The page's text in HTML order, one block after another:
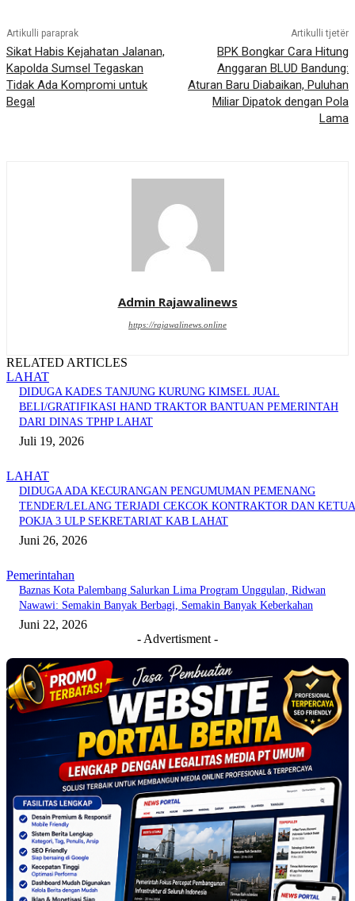
Artikulli paraprak
Sikat Habis Kejahatan Jalanan,
Kapolda Sumsel Tegaskan
Tidak Ada Kompromi untuk
Begal
Artikulli tjetër
BPK Bongkar Cara Hitung
Anggaran BLUD Bandung:
Aturan Baru Diabaikan, Puluhan
Miliar Dipatok dengan Pola
Lama
Admin Rajawalinews
https://rajawalinews.online
RELATED ARTICLES
LAHAT
DIDUGA KADES TANJUNG KURUNG KIMSEL JUAL
BELI/GRATIFIKASI HAND TRAKTOR BANTUAN PEMERINTAH
DARI DINAS TPHP LAHAT
Juli 19, 2026
LAHAT
DIDUGA ADA KECURANGAN PENGUMUMAN PEMENANG
TENDER/LELANG TERJADI CEKCOK KONTRAKTOR DAN KETUA
POKJA 3 ULP SEKRETARIAT KAB LAHAT
Juni 26, 2026
Pemerintahan
Baznas Kota Palembang Salurkan Lima Program Unggulan, Ridwan
Nawawi: Semakin Banyak Berbagi, Semakin Banyak Keberkahan
Juni 22, 2026
- Advertisment -